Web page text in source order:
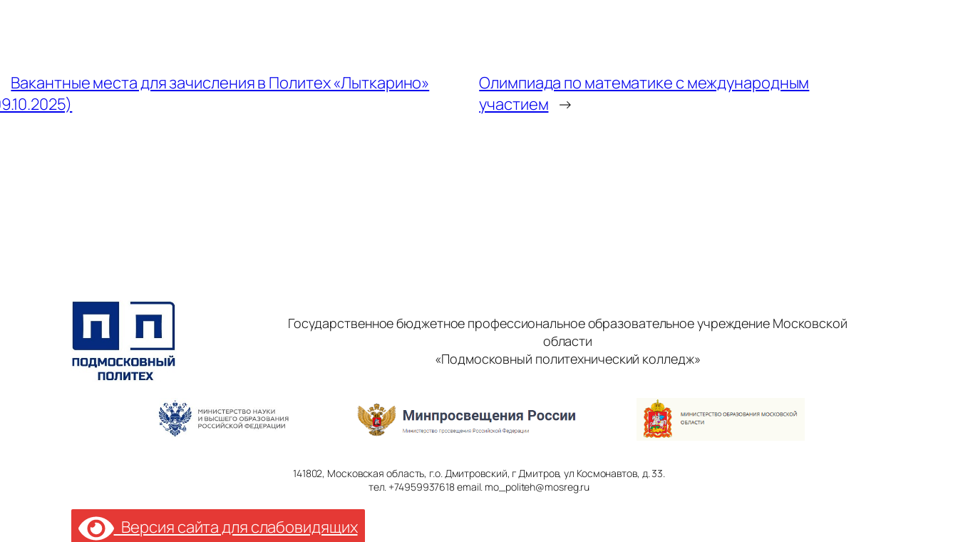
Вакантные места для зачисления в Политех «Лыткарино»
Олимпиада по математике с международным
участием →
Государственное бюджетное профессиональное образовательное учреждение Московской
области
«Подмосковный политехнический колледж»
141802, Московская область, г.о. Дмитровский, г Дмитров, ул Космонавтов, д. 33.
тел. +74959937618 email. mo_politeh@mosreg.ru
Версия сайта для слабовидящих